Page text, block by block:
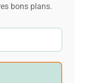
bons plans.